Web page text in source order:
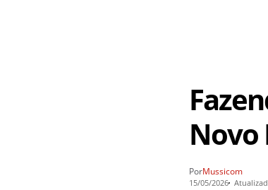
Novo
PorMussicom
15/05/2026